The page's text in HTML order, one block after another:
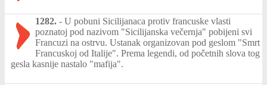
1282. - U pobuni Sicilijanaca protiv francuske vlasti
poznatoj pod nazivom "Sicilijanska večernja" pobijeni svi
Francuzi na ostrvu. Ustanak organizovan pod geslom "Smrt
Francuskoj od Italije". Prema legendi, od početnih slova tog
gesla kasnije nastalo "mafija".